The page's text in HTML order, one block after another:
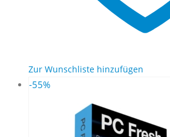
Zur Wunschliste hinzufügen
-55%